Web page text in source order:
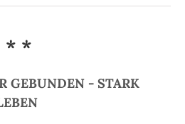
* *
GEBUNDEN - STARK